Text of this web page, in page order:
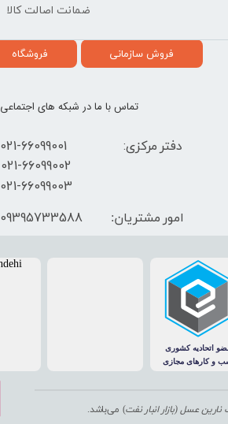
عسل (بازار انبار نفت) می‌باشد.
ضمانت اصالت کالا
فروش سازمانی فروشگاه
دفتر مرکزی: 66099001-021
امور مشتریان: 09395733588
​021-66099002
تماس با ما در شبکه های اجتماعی